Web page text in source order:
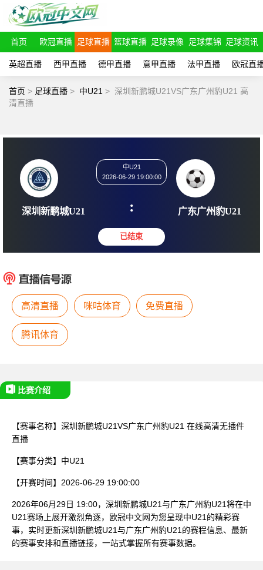
首页 欧冠直播 足球直播 篮球直播 足球录像 足球集锦 足球资讯
英超直播 西甲直播 德甲直播 意甲直播 法甲直播 欧冠直
首页 > 足球直播 > 中U21 > 深圳新鹏城U21VS广东广州豹U21 高
清直播
2026-06-29 19:00:00
:
高清直播 咪咕体育 免费直播
腾讯体育
比赛介绍
【赛事名称】 深圳新鹏城U21VS广东广州豹U21 在线高清无插件
直播
【赛事分类】 中U21
【开赛时间】 2026-06-29 19:00:00
2026年06月29日 19:00，深圳新鹏城U21与广东广州豹U21将在中
U21赛场上展开激烈角逐，欧冠中文网为您呈现中U21的精彩赛
事，实时更新深圳新鹏城U21与广东广州豹U21的赛程信息、最新
的赛事安排和直播链接，一站式掌握所有赛事数据。